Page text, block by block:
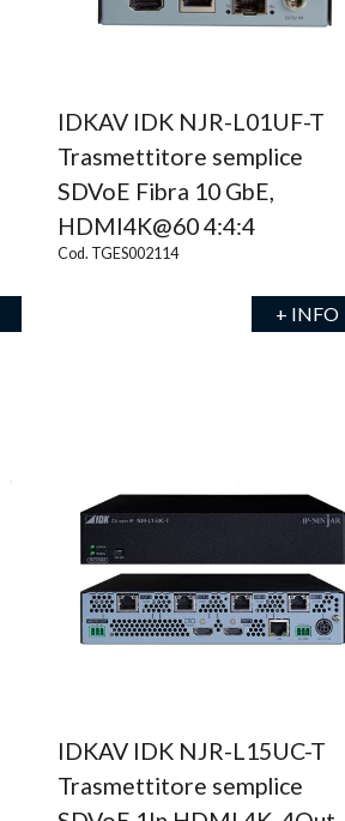
IDKAV IDK NJR-L01UF-T
Trasmettitore semplice
SDVoE Fibra 10 GbE,
HDMI4K@60 4:4:4
Cod. TGES002114
+ INFO
IDKAV IDK NJR-L15UC-T
Trasmettitore semplice